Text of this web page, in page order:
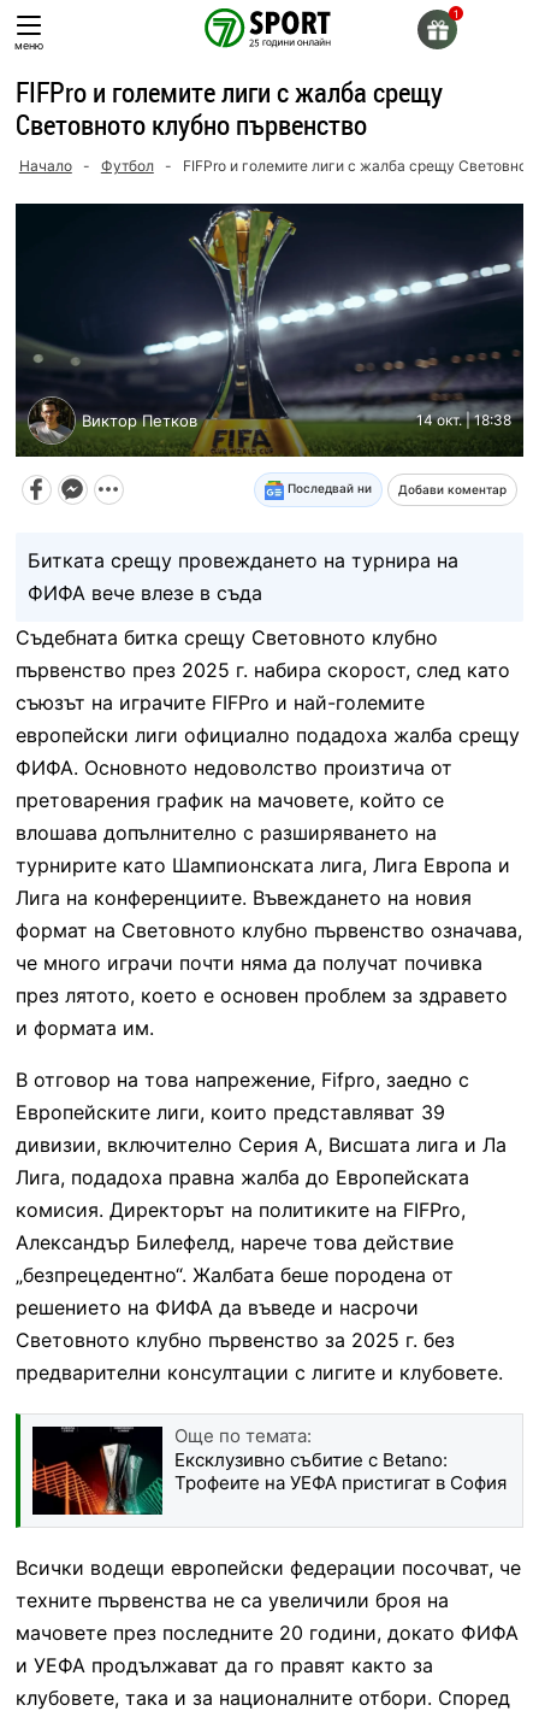
Skip
toменю
FIFPro и големите лиги с жалба срещу
Световното клубно първенство
Начало - Футбол - FIFPro и големите лиги с жалба срещу
Виктор Петков 14 окт. | 18:38
Последвай ни Добави коментар
Битката срещу провеждането на турнира на
ФИФА вече влезе в съда
Съдебната битка срещу Световното клубно
първенство през 2025 г. набира скорост, след като
съюзът на играчите FIFPro и най-големите
европейски лиги официално подадоха жалба срещу
ФИФА. Основното недоволство произтича от
претоварения график на мачовете, който се
влошава допълнително с разширяването на
турнирите като Шампионската лига, Лига Европа и
Лига на конференциите. Въвеждането на новия
формат на Световното клубно първенство означава,
че много играчи почти няма да получат почивка
през лятото, което е основен проблем за здравето
и формата им.
В отговор на това напрежение, Fifpro, заедно с
Европейските лиги, които представляват 39
дивизии, включително Серия А, Висшата лига и Ла
Лига, подадоха правна жалба до Европейската
комисия. Директорът на политиките на FIFPro,
Александър Билефелд, нарече това действие
„безпрецедентно“. Жалбата беше породена от
решението на ФИФА да въведе и насрочи
Световното клубно първенство за 2025 г. без
предварителни консултации с лигите и клубовете.
Още по темата:
Ексклузивно събитие с Betanо:
Трофеите на УЕФА пристигат в София
Всички водещи европейски федерации посочват, че
техните първенства не са увеличили броя на
мачовете през последните 20 години, докато ФИФА
и УЕФА продължават да го правят както за
клубовете, така и за националните отбори. Според